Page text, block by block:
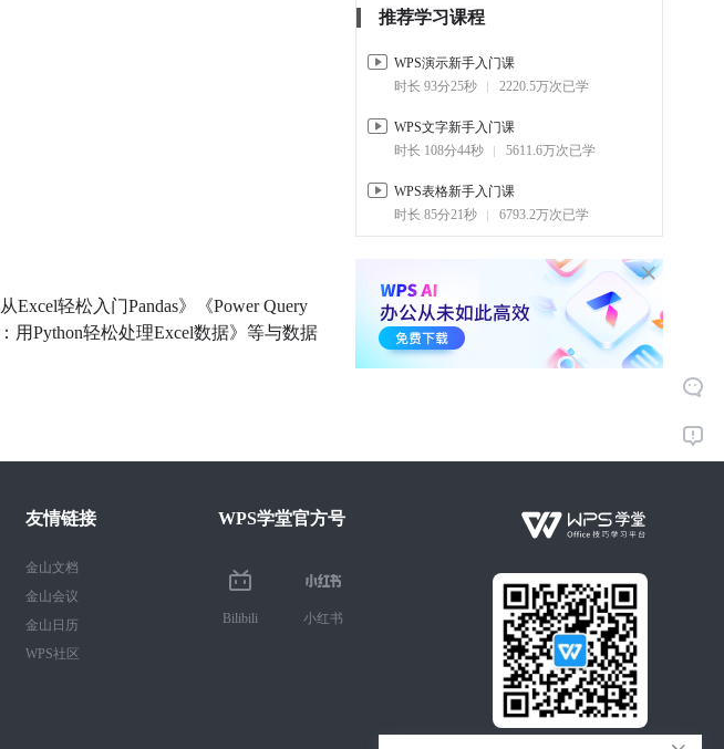
轻松入门Pandas》《Power Query
用Python轻松处理Excel数据》等与数据
推荐学习课程
WPS演示新手入门课
时长 93分25秒
2220.5万次已学
WPS文字新手入门课
时长 108分44秒
5611.6万次已学
WPS表格新手入门课
时长 85分21秒
6793.2万次已学
友情链接
金山文档
金山会议
金山日历
WPS社区
WPS学堂官方号
Bilibili 小红书